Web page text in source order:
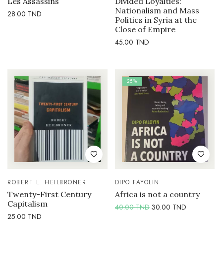
28.00 TND
Nationalism and Mass
Politics in Syria at the
Close of Empire
45.00 TND
ROBERT L. HEILBRONER
Twenty-First Century
Capitalism
25.00 TND
25%
DIPO FAYOLIN
Africa is not a country
40.00TND 30.00 TND